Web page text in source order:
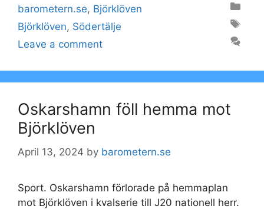
Categories
barometern.se, Björklöven
Tags
Björklöven, Södertälje
Leave a comment
Oskarshamn föll hemma mot
Björklöven
April 13, 2024 by barometern.se
Sport. Oskarshamn förlorade på hemmaplan
mot Björklöven i kvalserie till J20 nationell herr.